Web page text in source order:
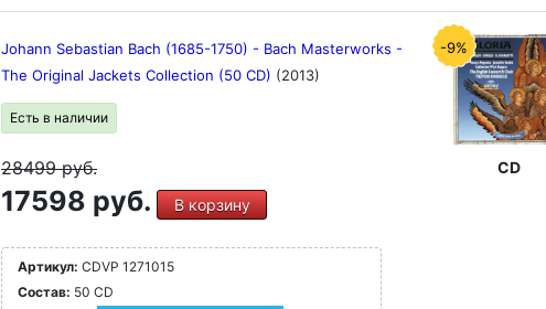
Johann Sebastian Bach (1685-1750) - Bach Masterworks -
The Original Jackets Collection (50 CD) (2013)
Есть в наличии
28499руб.
17598 руб. В корзину
Артикул: CDVP 1271015
Состав: 50 CD
-9%
CD